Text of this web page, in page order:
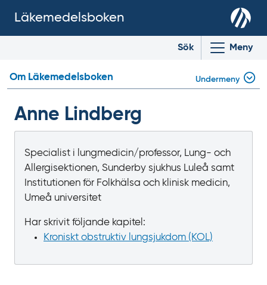
Läkemedelsboken
Sök Meny
Anne Lindberg
Specialist i lungmedicin/professor, Lung- och
Allergisektionen, Sunderby sjukhus Luleå samt
Institutionen för Folkhälsa och klinisk medicin,
Umeå universitet
Har skrivit följande kapitel:
Kroniskt obstruktiv lungsjukdom (KOL)
Om Läkemedelsboken Undermeny